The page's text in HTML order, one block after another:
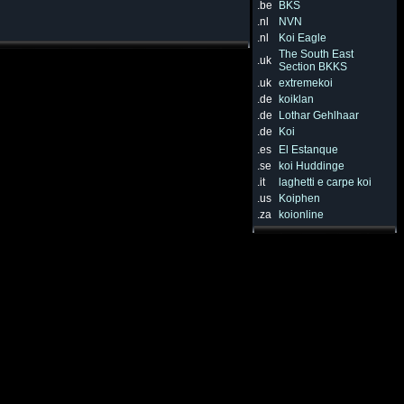
.be
BKS
.nl
NVN
.nl
Koi Eagle
.uk The South East
Section BKKS
.uk extremekoi
.de
koiklan
.de
Lothar Gehlhaar
.de
Koi
.es
El Estanque
.se
koi Huddinge
.it
laghetti e carpe koi
.us
Koiphen
.za
koionline